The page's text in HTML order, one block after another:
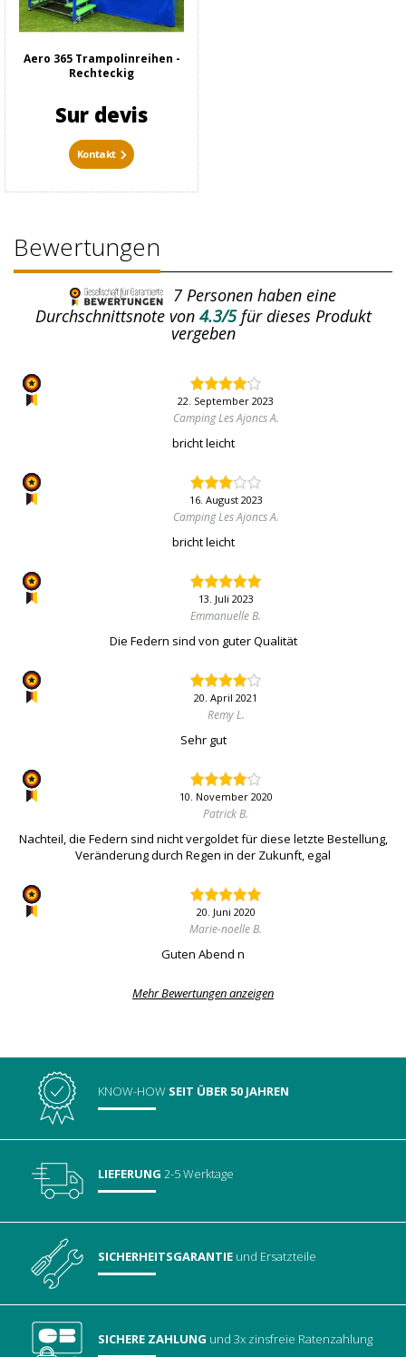
Aero 365 Trampolinreihen -
Rechteckig
Sur devis
Kontakt
Bewertungen
7 Personen haben eine
Durchschnittsnote von4.3/5für dieses Produkt
vergeben
22. September 2023
Camping Les Ajoncs A.
bricht leicht
16. August 2023
Camping Les Ajoncs A.
bricht leicht
13. Juli 2023
Emmanuelle B.
Die Federn sind von guter Qualität
20. April 2021
Remy L.
Sehr gut
10. November 2020
Patrick B.
Nachteil, die Federn sind nicht vergoldet für diese letzte Bestellung,
Veränderung durch Regen in der Zukunft, egal
20. Juni 2020
Marie-noelle B.
Guten Abend n
Mehr Bewertungen anzeigen
KNOW-HOW SEIT ÜBER 50 JAHREN
LIEFERUNG 2-5 Werktage
SICHERHEITSGARANTIE und Ersatzteile
SICHERE ZAHLUNG und 3x zinsfreie Ratenzahlung